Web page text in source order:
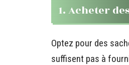
1. Acheter
Optez pour des
suffisent pas à